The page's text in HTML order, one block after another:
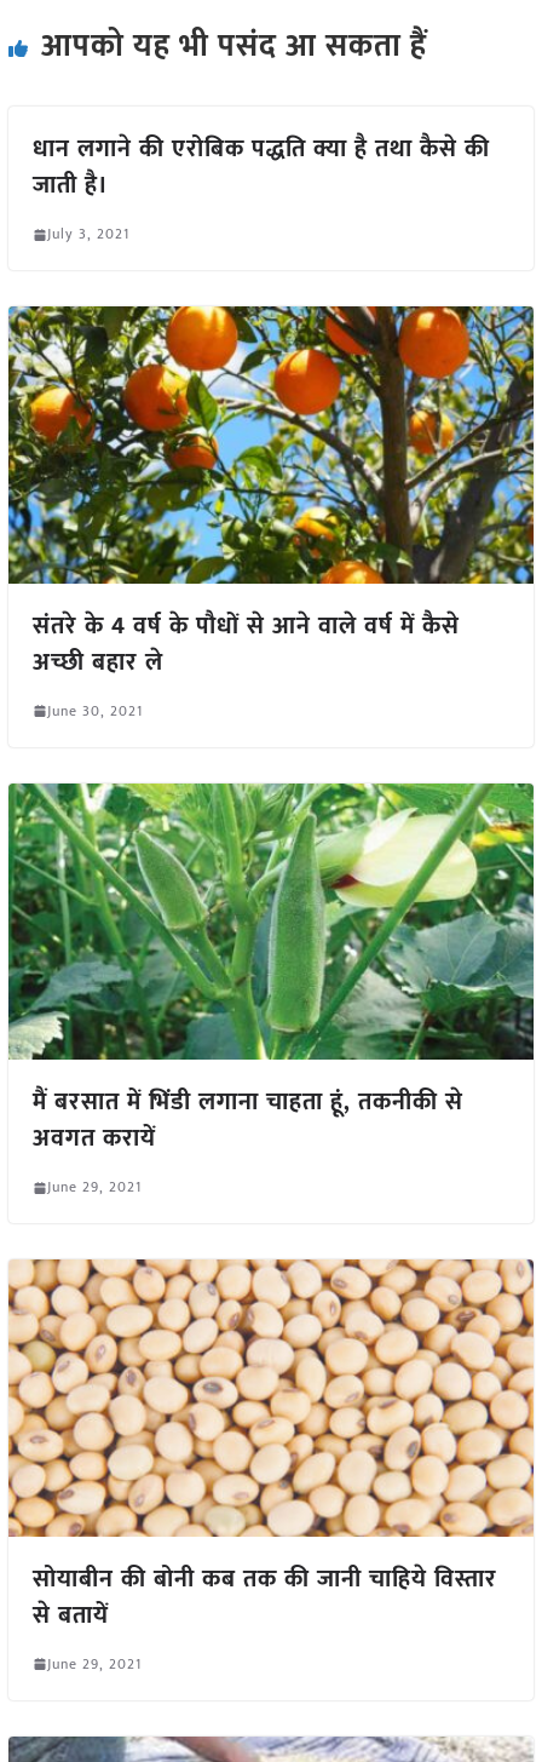
आपको यह भी पसंद आ सकता हैं
धान लगाने की एरोबिक पद्धति क्या है तथा कैसे की
जाती है।
July 3, 2021
संतरे के 4 वर्ष के पौधों से आने वाले वर्ष में कैसे
अच्छी बहार ले
June 30, 2021
मैं बरसात में भिंडी लगाना चाहता हूं, तकनीकी से
अवगत करायें
June 29, 2021
सोयाबीन की बोनी कब तक की जानी चाहिये विस्तार
से बतायें
June 29, 2021